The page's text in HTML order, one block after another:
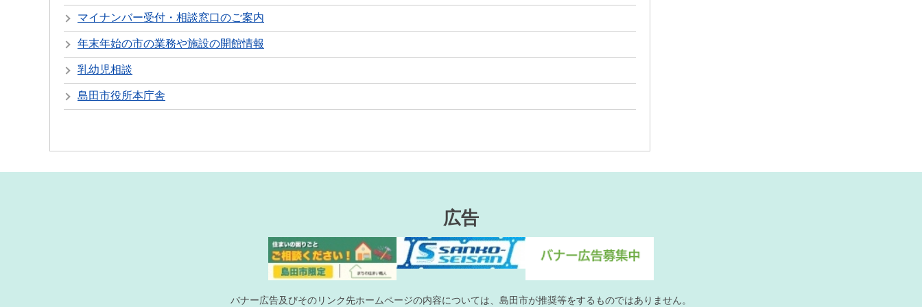
マイナンバー受付・相談窓口のご案内
年末年始の市の業務や施設の開館情報
乳幼児相談
島田市役所本庁舎
広告
バナー広告及びそのリンク先ホームページの内容については、島田市が推奨等をするものではありません。